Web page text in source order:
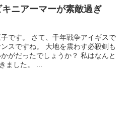
ニアーマーが素敵過ぎ
です。 さて、千年戦争アイギスで
スですね。 大地を震わす必殺剣も
がだったでしょうか？ 私はなんと
ました。 ...